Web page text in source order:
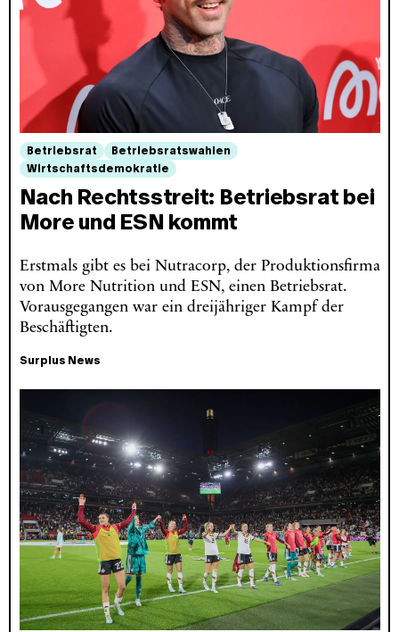
Betriebsrat
Betriebsratswahlen
Wirtschaftsdemokratie
Nach Rechtsstreit: Betriebsrat bei
More und ESN kommt
Erstmals gibt es bei Nutracorp, der Produktionsfirma
von More Nutrition und ESN, einen Betriebsrat.
Vorausgegangen war ein dreijähriger Kampf der
Beschäftigten.
Surplus News